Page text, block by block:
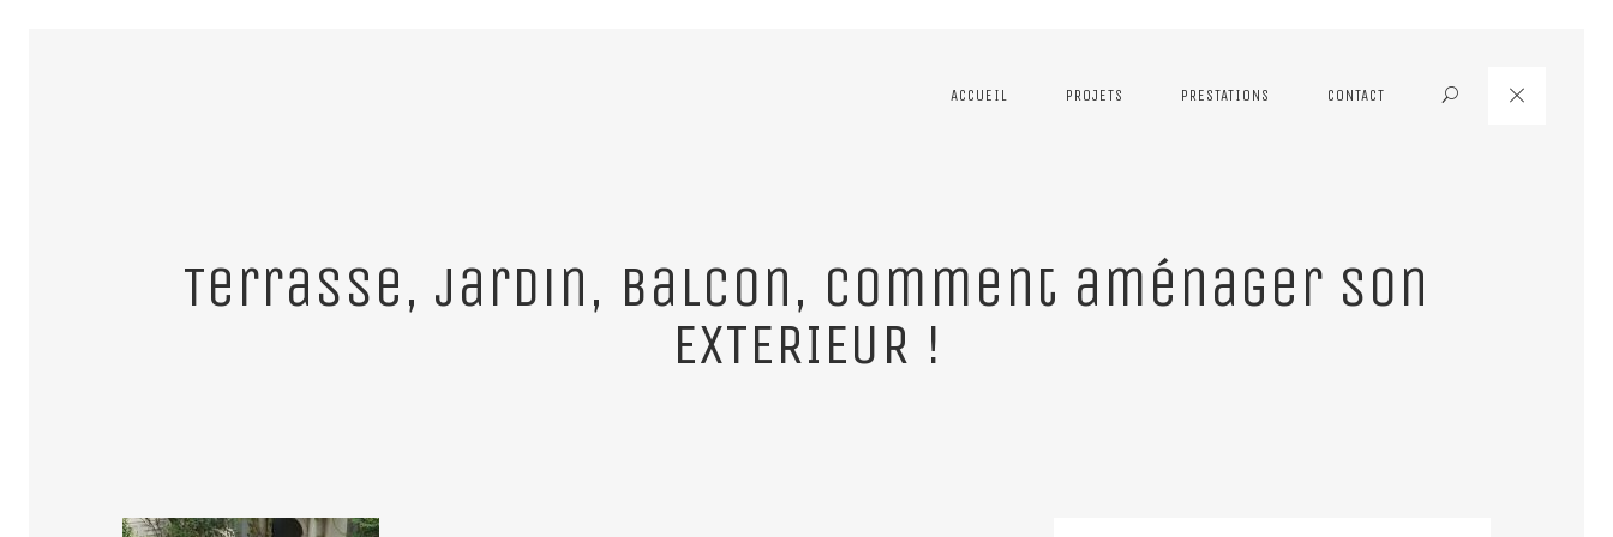
ACCUEIL PROJETS PRESTATIONS CONTACT Search
Terrasse, jardin, balcon, comment aménager son
EXTERIEUR !